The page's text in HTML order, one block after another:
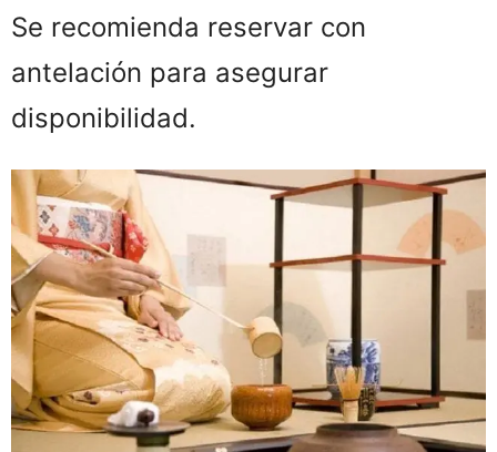
Se recomienda reservar con
antelación para asegurar
disponibilidad.